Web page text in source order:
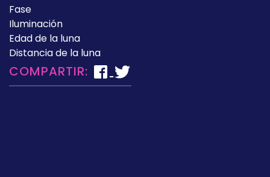
Fase
Iluminación
Edad de la luna
Distancia de la luna
COMPARTIR: